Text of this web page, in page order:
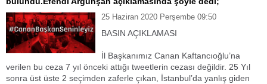
25 Haziran 2020 Perşembe 09:50
BASIN AÇIKLAMASI
İl Başkanımız Canan Kaftancıoğlu’na
verilen bu ceza 7 yıl önceki attığı tweetlerin cezası değildir. 25 Yıl
sonra üst üste 2 seçimden zaferle çıkan, İstanbul’da yanlış giden